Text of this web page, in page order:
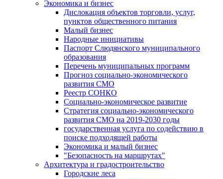
Экономика и бизнес
Дислокация объектов торговли, услуг,
пунктов общественного питания
Малый бизнес
Народные инициативы
Паспорт Слюдянского муниципального
образования
Перечень муниципальных программ
Прогноз социально-экономического
развития СМО
Реестр СОНКО
Социально-экономическое развитие
Стратегия социально-экономического
развития СМО на 2019-2030 годы
государственная услуга по содействию в
поиске подходящей работы
Экономика и малый бизнес
"Безопасность на маршрутах"
Архитектура и градостроительство
Городские леса